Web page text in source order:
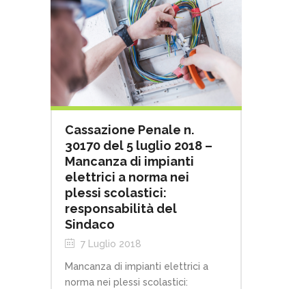
Cassazione Penale n.
30170 del 5 luglio 2018 –
Mancanza di impianti
elettrici a norma nei
plessi scolastici:
responsabilità del
Sindaco
7 Luglio 2018
Mancanza di impianti elettrici a
norma nei plessi scolastici: